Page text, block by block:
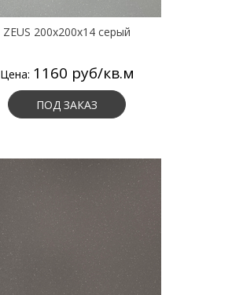
ZEUS 200x200x14 серый
Цена: 1160 руб/кв.м
ПОД ЗАКАЗ